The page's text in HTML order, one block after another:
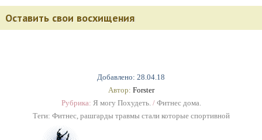
Добавлено: 28.04.18
Автор: Forster
Рубрика: Я могу Похудеть./ Фитнес дома.
Теги: Фитнес, рашгарды травмы стали которые спортивной
Оставить свои восхищения